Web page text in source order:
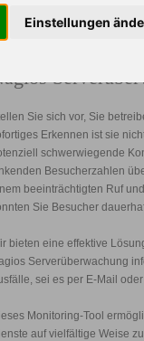
Einstellungen
Sie sich vor, Sie
Erkennen ist sie
schwerwiegende
Besucherzahlen
beeinträchtigten Ruf
Sie Besucher
bieten eine effektive
Serverüberwachung
sei es per E-Mail
Monitoring-Tool
auf vielfältige Weise